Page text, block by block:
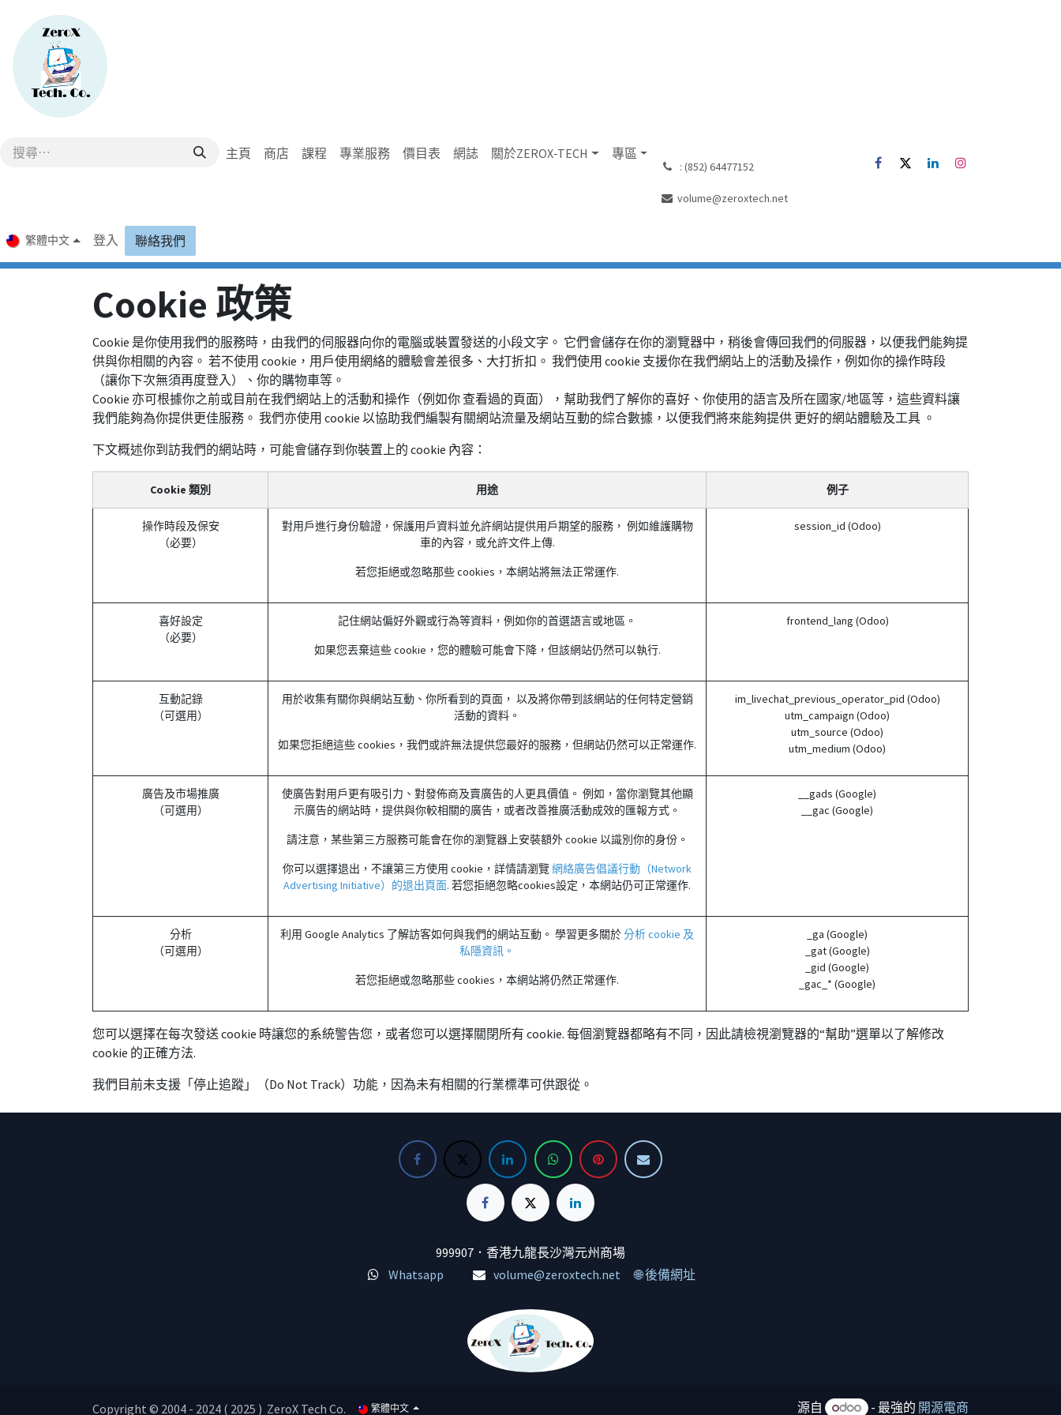
主頁 商店 課程 專業服務 價目表 網誌 關於ZEROX-TECH 專區
͏ : (852) 64477152
volume@zeroxtech.net
繁體中文 登入 聯絡我們
Cookie 政策
Cookie 是你使用我們的服務時，由我們的伺服器向你的電腦或裝置發送的小段文字。 它們會儲存在你的瀏覽器中，稍後會傳回我們的伺服器，以便我們能夠提
供與你相關的內容。 若不使用 cookie，用戶使用網絡的體驗會差很多、大打折扣。 我們使用 cookie 支援你在我們網站上的活動及操作，例如你的操作時段
（讓你下次無須再度登入）、你的購物車等。
Cookie 亦可根據你之前或目前在我們網站上的活動和操作（例如你 查看過的頁面），幫助我們了解你的喜好、你使用的語言及所在國家/地區等，這些資料讓
我們能夠為你提供更佳服務。 我們亦使用 cookie 以協助我們編製有關網站流量及網站互動的綜合數據，以便我們將來能夠提供 更好的網站體驗及工具 。
下文概述你到訪我們的網站時，可能會儲存到你裝置上的 cookie 內容：
Cookie 類別 用途 例子
操作時段及保安
（必要）
對用戶進行身份驗證，保護用戶資料並允許網站提供用戶期望的服務， 例如維護購物
車的內容，或允許文件上傳.
若您拒絕或忽略那些 cookies，本網站將無法正常運作.
session_id (Odoo)
喜好設定
（必要）
記住網站偏好外觀或行為等資料，例如你的首選語言或地區。
如果您丟棄這些 cookie，您的體驗可能會下降，但該網站仍然可以執行.
frontend_lang (Odoo)
互動記錄
（可選用）
用於收集有關你與網站互動、你所看到的頁面， 以及將你帶到該網站的任何特定營銷
活動的資料。
如果您拒絕這些 cookies，我們或許無法提供您最好的服務，但網站仍然可以正常運作.
im_livechat_previous_operator_pid (Odoo)
utm_campaign (Odoo)
utm_source (Odoo)
utm_medium (Odoo)
廣告及市場推廣
（可選用）
使廣告對用戶更有吸引力、對發佈商及賣廣告的人更具價值。 例如，當你瀏覽其他顯
示廣告的網站時，提供與你較相關的廣告，或者改善推廣活動成效的匯報方式。
請注意，某些第三方服務可能會在你的瀏覽器上安裝額外 cookie 以識別你的身份。
你可以選擇退出，不讓第三方使用 cookie，詳情請瀏覽網絡廣告倡議行動（Network
Advertising Initiative）的退出頁面. 若您拒絕忽略cookies設定，本網站仍可正常運作.
__gads (Google)
__gac (Google)
分析
（可選用）
利用 Google Analytics 了解訪客如何與我們的網站互動。 學習更多關於分析 cookie 及
私隱資訊。
若您拒絕或忽略那些 cookies，本網站將仍然正常運作.
_ga (Google)
_gat (Google)
_gid (Google)
_gac_* (Google)
您可以選擇在每次發送 cookie 時讓您的系統警告您，或者您可以選擇關閉所有 cookie. 每個瀏覽器都略有不同，因此請檢視瀏覽器的“幫助”選單以了解修改
cookie 的正確方法.
我們目前未支援「停止追蹤」（Do Not Track）功能，因為未有相關的行業標準可供跟從。
999907．香港九龍長沙灣元州商場
Whatsapp
volume@zeroxtech.net 🌐 後備網址
Copyright © 2004 - 2024 ( 2025 ) ZeroX Tech Co. 繁體中文 源自 - 最強的 開源電商